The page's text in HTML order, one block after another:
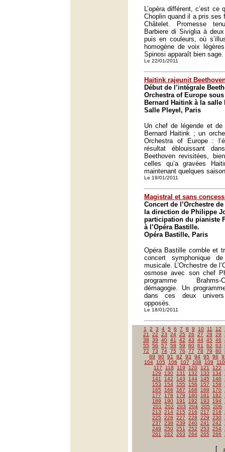
L’opéra différent, c’est ce
Choplin quand il a pris ses
Châtelet. Promesse
Barbiere di Siviglia à
puis en couleurs, où
homogène de voix
Spinosi apparaît bien sage.
Le 22/01/2011
Haitink rajeunit
Début de l’intégrale
Orchestra of Europe
Bernard Haitink à la salle
Salle Pleyel, Paris
Un chef de légende et de
Bernard Haitink ; un
Orchestra of Europe :
résultat éblouissant
Beethoven revisitées,
celles qu’a gravées
maintenant quelques
Le 19/01/2011
Magistral et sans
Concert de l’Orchestre
la direction de Philippe
participation du pianiste
à l’Opéra Bastille.
Opéra Bastille, Paris
Opéra Bastille comble et
concert symphonique
musicale. L’Orchestre de
osmose avec son chef
programme Brahms-
démagogie. Un
dans ces deux
opposés.
Le 18/01/2011
1 2 3 4 5 6 7 8 9 10 11 12
21
22 23 24 25 26 27 28 29
38
39 40 41 42 43 44 45 46
55
56 57 58 59 60 61 62 63
72
73 74 75 76 77 78 79 80
89
90 91 92 93 94 95 96
104
105 106 107 108 109
110
117
118 119 120 121 122
129
130 131 132 133 134
141
142 143 144 145 146
153
154 155 156 157 158
165
166 167 168 169 170
177
178 179 180 181 182
189
190 191 192 193 194
201
202 203 204 205
206
213
214 215 216 217 218
225
226 227 228 229 230
237
238 239 240 241 242
249
250 251 252 253 254
261
262 263 264 265 266
[